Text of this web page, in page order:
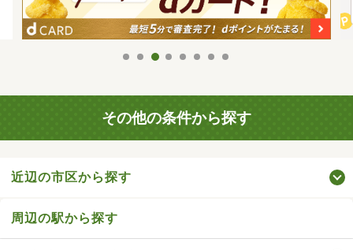
その他の条件から探す
近辺の市区から探す
周辺の駅から探す